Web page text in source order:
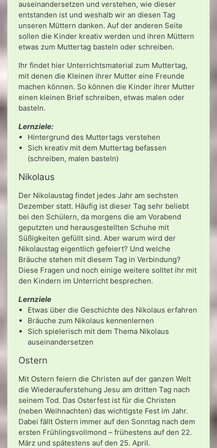
auseinandersetzen und verstehen, wie dieser
entstanden ist und weshalb wir an diesen Tag
unseren Müttern danken. Auf der anderen Seite
sollen die Kinder kreativ werden und ihren Müttern
etwas zum Muttertag basteln oder schreiben.
Ihr findet hier Unterrichtsmaterial zum Muttertag,
mit denen die Kleinen ihrer Mutter eine Freunde
machen können. So können die Kinder ihrer Mutter
einen kleinen Brief schreiben, etwas malen oder
basteln.
Lernziele:
Hintergrund des Muttertags verstehen
Sich kreativ mit dem Muttertag befassen
(schreiben, malen basteln)
Nikolaus
Der Nikolaustag findet jedes Jahr am sechsten
Dezember statt. Häufig ist dieser Tag sehr beliebt
bei den Schülern, da morgens die am Vorabend
geputzten und herausgestellten Schuhe mit
Süßigkeiten gefüllt sind. Aber warum wird der
Nikolaustag eigentlich gefeiert? Und welche
Bräuche stehen mit diesem Tag in Verbindung?
Diese Fragen und noch einige weitere solltet ihr mit
den Kindern im Unterricht besprechen.
Lernziele
Etwas über die Geschichte des Nikolaus erfahren
Bräuche zum Nikolaus kennenlernen
Sich spielerisch mit dem Thema Nikolaus
auseinandersetzen
Ostern
Mit Ostern feiern die Christen auf der ganzen Welt
die Wiederauferstehung Jesu am dritten Tag nach
seinem Tod. Das Osterfest ist für die Christen
(neben Weihnachten) das wichtigste Fest im Jahr.
Dabei fällt Ostern immer auf den Sonntag nach dem
ersten Frühlingsvollmond – frühestens auf den 22.
März und spätestens auf den 25. April.